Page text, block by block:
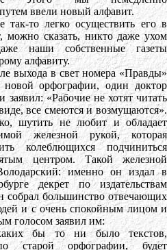
ввели новый алфавит.
так-то легко осуществить его в
можно сказать, никто даже ухом
наши собственные газеты
алфавиту.
выхода в свет номера «Правды»
новой орфографии, один доктор
«Рабочие не хотят читать
все смеются и возмущаются».
шутить не любит и обладает
железной рукой, которая
колеблющихся подчиниться
центром. Такой железной
именно он издал в
декрет по издательствам
собрал большинство отвечающих
и с очень спокойным лицом и
голосом заявил им:
бы то ни было текстов,
старой орфографии, будет